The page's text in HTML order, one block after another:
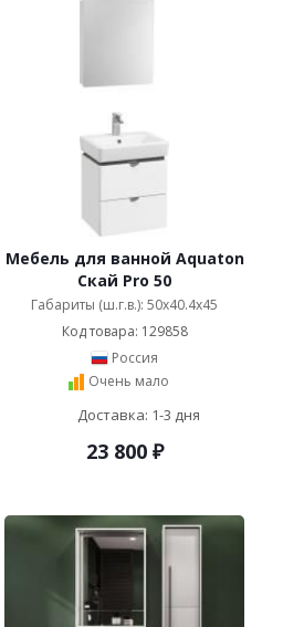
Мебель для ванной Aquaton
Скай Pro 50
Габариты (ш.г.в.): 50x40.4x45
Код товара: 129858
Россия
Очень мало
Доставка: 1-3 дня
23 800₽